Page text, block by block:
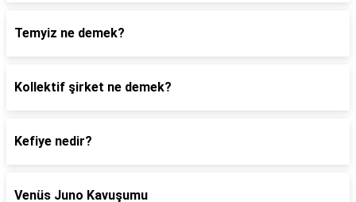
Temyiz ne demek?
Kollektif şirket ne demek?
Kefiye nedir?
Venüs Juno Kavuşumu